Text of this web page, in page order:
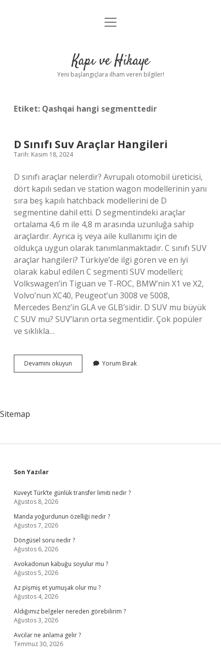
Anasayfa
Yasal Uyarı
menüyü
Kapı ve Hikaye
Yeni başlangıçlara ilham veren bilgiler!
Etiket: Qashqai hangi segmenttedir
D Sınıfı Suv Araçlar Hangileri
Tarih: Kasım 18, 2024
D sınıfı araçlar nelerdir? Avrupalı ​​otomobil üreticisi,
dört kapılı sedan ve station wagon modellerinin yanı
sıra beş kapılı hatchback modellerini de D
segmentine dahil etti. D segmentindeki araçlar
ortalama 4,6 m ile 4,8 m arasında uzunluğa sahip
araçlardır. Ayrıca iş veya aile kullanımı için de
oldukça uygun olarak tanımlanmaktadır. C sınıfı SUV
araçlar hangileri? Türkiye’de ilgi gören ve en iyi
olarak kabul edilen C segmenti SUV modelleri;
Volkswagen’in Tiguan ve T-ROC, BMW’nin X1 ve X2,
Volvo’nun XC40, Peugeot’un 3008 ve 5008,
Mercedes Benz’in GLA ve GLB’sidir. D SUV mu büyük
C SUV mu? SUV’ların orta segmentidir. Çok popüler
ve sıklıkla…
Devamını okuyun
Sınıfı
Yorum Bırak
Sitemap
Sidebar
Son Yazılar
Kuveyt Türk’te günlük transfer limiti nedir ?
Ağustos 8, 2026
Manda yoğurdunun özelliği nedir ?
Ağustos 7, 2026
Döngüsel soru nedir ?
Ağustos 6, 2026
Avokadonun kabuğu soyulur mu ?
Ağustos 5, 2026
Az pişmiş et yumuşak olur mu ?
Ağustos 4, 2026
Aldığımız belgeler nereden görebilirim ?
Ağustos 3, 2026
Avcılar ne anlama gelir ?
Temmuz 30, 2026